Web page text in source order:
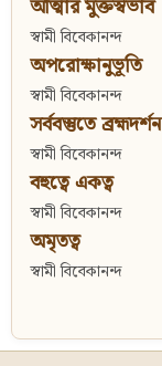
আত্মার মুক্তস্বভাব
স্বামী বিবেকানন্দ
অপরোক্ষানুভূতি
স্বামী বিবেকানন্দ
সর্ববস্তুতে ব্রহ্মদর্শন
স্বামী বিবেকানন্দ
বহুত্বে একত্ব
স্বামী বিবেকানন্দ
অমৃতত্ব
স্বামী বিবেকানন্দ